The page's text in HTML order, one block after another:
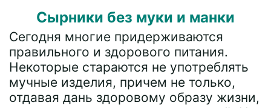
Сырники без муки и манки
Сегодня многие придерживаются
правильного и здорового питания.
Некоторые стараются не употреблять
мучные изделия, причем не только,
отдавая дань здоровому образу жизни,